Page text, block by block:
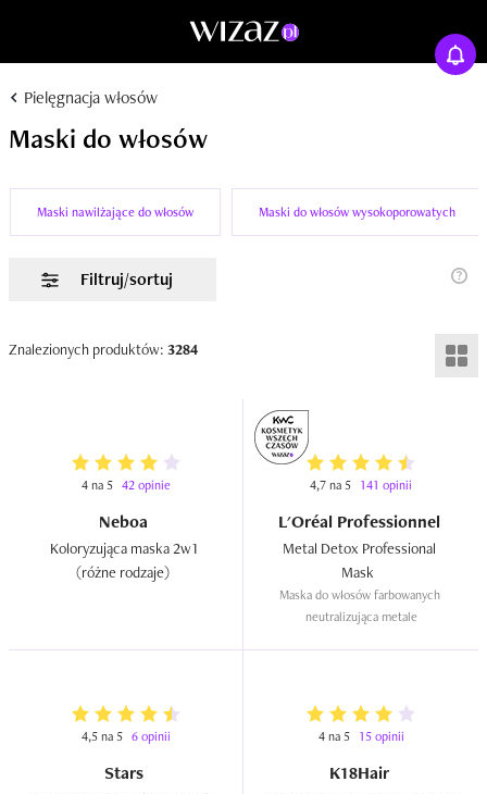
Pielęgnacja włosów
Maski do włosów
Maski nawilżające do włosów Maski do włosów wysokoporowatych
Filtruj/sortuj
Znalezionych produktów: 3284
4 na 5 42 opinie
Neboa
Koloryzująca maska 2w1
4,7 na 5 141 opinii
L'Oréal Professionnel
Metal Detox Professional
Maska do włosów farbowanych
neutralizująca metale
4,5 na 5 6 opinii
Stars
4 na 5 15 opinii
K18Hair